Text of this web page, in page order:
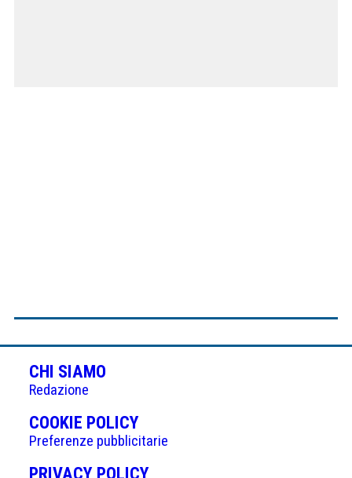
CHI SIAMO
Redazione
COOKIE POLICY(APRE
IN
UNA
Preferenze pubblicitarie
PRIVACY POLICY(APRE